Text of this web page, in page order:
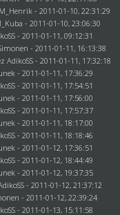
- 2011-01-10, 22:31:29
- 2011-01-10, 23:06:30
- 2011-01-11, 09:12:31
- 2011-01-11, 16:13:38
AdikoSS - 2011-01-11, 17:32:18
- 2011-01-11, 17:36:29
- 2011-01-11, 17:54:51
- 2011-01-11, 17:56:00
- 2011-01-11, 17:57:37
- 2011-01-11, 18:17:00
- 2011-01-11, 18:18:46
- 2011-01-12, 17:36:51
- 2011-01-12, 18:44:49
- 2011-01-12, 19:37:35
- 2011-01-12, 21:37:12
- 2011-01-12, 22:39:24
- 2011-01-13, 15:11:58